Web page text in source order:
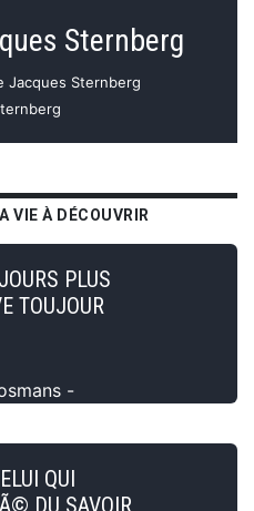
Sternberg
Sternberg
VIE À DÉCOUVRIR
PLUS
TOUJOUR
-
QUI
DU SAVOIR